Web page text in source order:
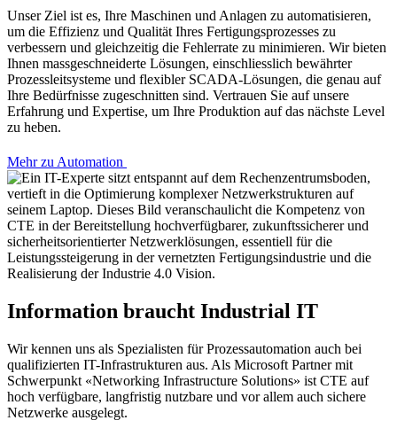
Unser Ziel ist es, Ihre Maschinen und Anlagen zu automatisieren,
um die Effizienz und Qualität Ihres Fertigungsprozesses zu
verbessern und gleichzeitig die Fehlerrate zu minimieren. Wir bieten
Ihnen massgeschneiderte Lösungen, einschliesslich bewährter
Prozessleitsysteme und flexibler SCADA-Lösungen, die genau auf
Ihre Bedürfnisse zugeschnitten sind. Vertrauen Sie auf unsere
Erfahrung und Expertise, um Ihre Produktion auf das nächste Level
zu heben.
Mehr zu Automation
Information braucht Industrial IT
Wir kennen uns als Spezialisten für Prozessautomation auch bei
qualifizierten IT-Infrastrukturen aus. Als Microsoft Partner mit
Schwerpunkt «Networking Infrastructure Solutions» ist CTE auf
hoch verfügbare, langfristig nutzbare und vor allem auch sichere
Netzwerke ausgelegt.